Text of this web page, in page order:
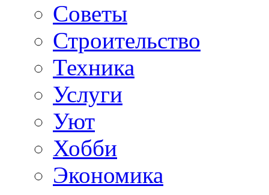
Советы
Строительство
Техника
Услуги
Уют
Хобби
Экономика